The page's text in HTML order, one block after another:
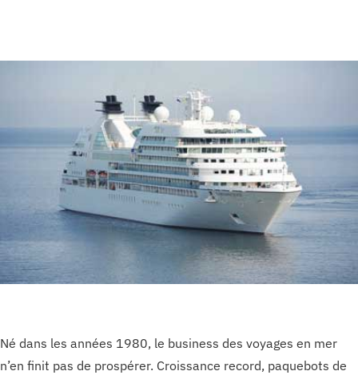
Né dans les années 1980, le business des voyages en mer
n’en finit pas de prospérer. Croissance record, paquebots de